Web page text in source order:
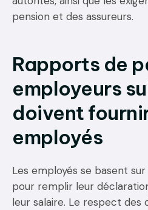
pension et des assureurs.
Rapports de
employeurs
doivent
employés
Les employés se basent
pour remplir leur
leur salaire. Le respect des